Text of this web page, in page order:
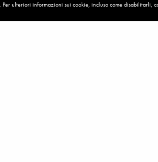
ulteriori informazioni sui cookie, incluso come disabilitarli,